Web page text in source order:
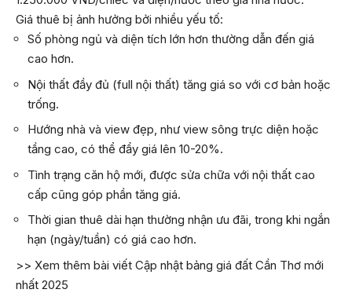
Giá thuê bị ảnh hưởng bởi nhiều yếu tố:
Số phòng ngủ và diện tích lớn hơn thường dẫn đến giá
cao hơn.
Nội thất đầy đủ (full nội thất) tăng giá so với cơ bản hoặc
trống.
Hướng nhà và view đẹp, như view sông trực diện hoặc
tầng cao, có thể đẩy giá lên 10-20%.
Tình trạng căn hộ mới, được sửa chữa với nội thất cao
cấp cũng góp phần tăng giá.
Thời gian thuê dài hạn thường nhận ưu đãi, trong khi ngắn
hạn (ngày/tuần) có giá cao hơn.
>> Xem thêm bài viết Cập nhật bảng giá đất Cần Thơ mới
nhất 2025